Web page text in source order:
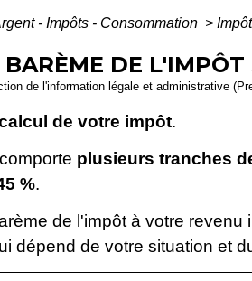
- Impôts - Consommation >
BARÈME DE L'IMPÔT
de l'information légale et administrative
de votre impôt.
plusieurs tranches
%.
de l'impôt à votre revenu
dépend de votre situation et